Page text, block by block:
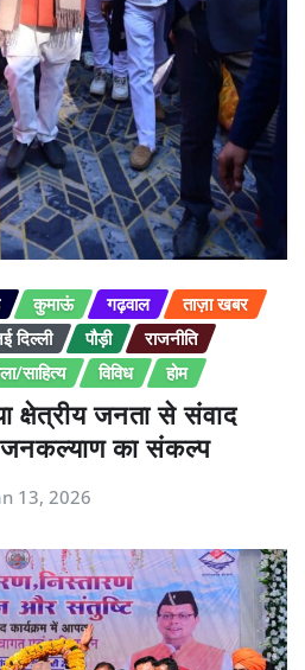
कुमाऊं गढ़वाल
ताज़ा खबर
दिल्ली पौड़ी
राजनीति
साहित्य विविध होम
क्षेत्रीय जनता से संवाद
जनकल्याण का संकल्प
13, 2026